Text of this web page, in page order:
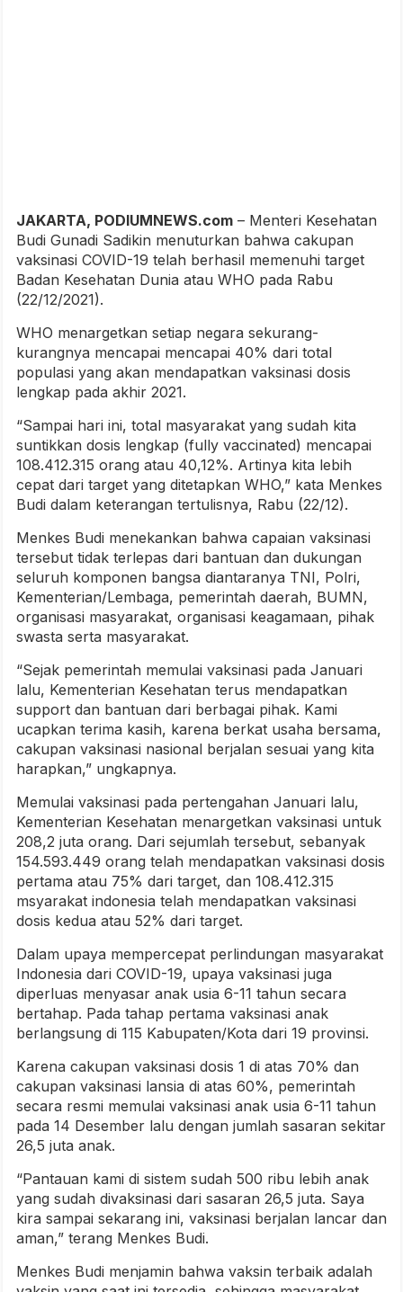
JAKARTA, PODIUMNEWS.com – Menteri Kesehatan
Budi Gunadi Sadikin menuturkan bahwa cakupan
vaksinasi COVID-19 telah berhasil memenuhi target
Badan Kesehatan Dunia atau WHO pada Rabu
(22/12/2021).
WHO menargetkan setiap negara sekurang-
kurangnya mencapai mencapai 40% dari total
populasi yang akan mendapatkan vaksinasi dosis
lengkap pada akhir 2021.
“Sampai hari ini, total masyarakat yang sudah kita
suntikkan dosis lengkap (fully vaccinated) mencapai
108.412.315 orang atau 40,12%. Artinya kita lebih
cepat dari target yang ditetapkan WHO,” kata Menkes
Budi dalam keterangan tertulisnya, Rabu (22/12).
Menkes Budi menekankan bahwa capaian vaksinasi
tersebut tidak terlepas dari bantuan dan dukungan
seluruh komponen bangsa diantaranya TNI, Polri,
Kementerian/Lembaga, pemerintah daerah, BUMN,
organisasi masyarakat, organisasi keagamaan, pihak
swasta serta masyarakat.
“Sejak pemerintah memulai vaksinasi pada Januari
lalu, Kementerian Kesehatan terus mendapatkan
support dan bantuan dari berbagai pihak. Kami
ucapkan terima kasih, karena berkat usaha bersama,
cakupan vaksinasi nasional berjalan sesuai yang kita
harapkan,” ungkapnya.
Memulai vaksinasi pada pertengahan Januari lalu,
Kementerian Kesehatan menargetkan vaksinasi untuk
208,2 juta orang. Dari sejumlah tersebut, sebanyak
154.593.449 orang telah mendapatkan vaksinasi dosis
pertama atau 75% dari target, dan 108.412.315
msyarakat indonesia telah mendapatkan vaksinasi
dosis kedua atau 52% dari target.
Dalam upaya mempercepat perlindungan masyarakat
Indonesia dari COVID-19, upaya vaksinasi juga
diperluas menyasar anak usia 6-11 tahun secara
bertahap. Pada tahap pertama vaksinasi anak
berlangsung di 115 Kabupaten/Kota dari 19 provinsi.
Karena cakupan vaksinasi dosis 1 di atas 70% dan
cakupan vaksinasi lansia di atas 60%, pemerintah
secara resmi memulai vaksinasi anak usia 6-11 tahun
pada 14 Desember lalu dengan jumlah sasaran sekitar
26,5 juta anak.
“Pantauan kami di sistem sudah 500 ribu lebih anak
yang sudah divaksinasi dari sasaran 26,5 juta. Saya
kira sampai sekarang ini, vaksinasi berjalan lancar dan
aman,” terang Menkes Budi.
Menkes Budi menjamin bahwa vaksin terbaik adalah